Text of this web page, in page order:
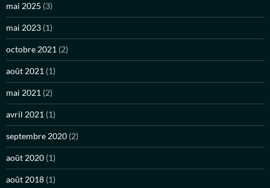
mai 2025 (3)
mai 2023 (1)
octobre 2021 (2)
août 2021 (1)
mai 2021 (2)
avril 2021 (1)
septembre 2020 (2)
août 2020 (1)
août 2018 (1)